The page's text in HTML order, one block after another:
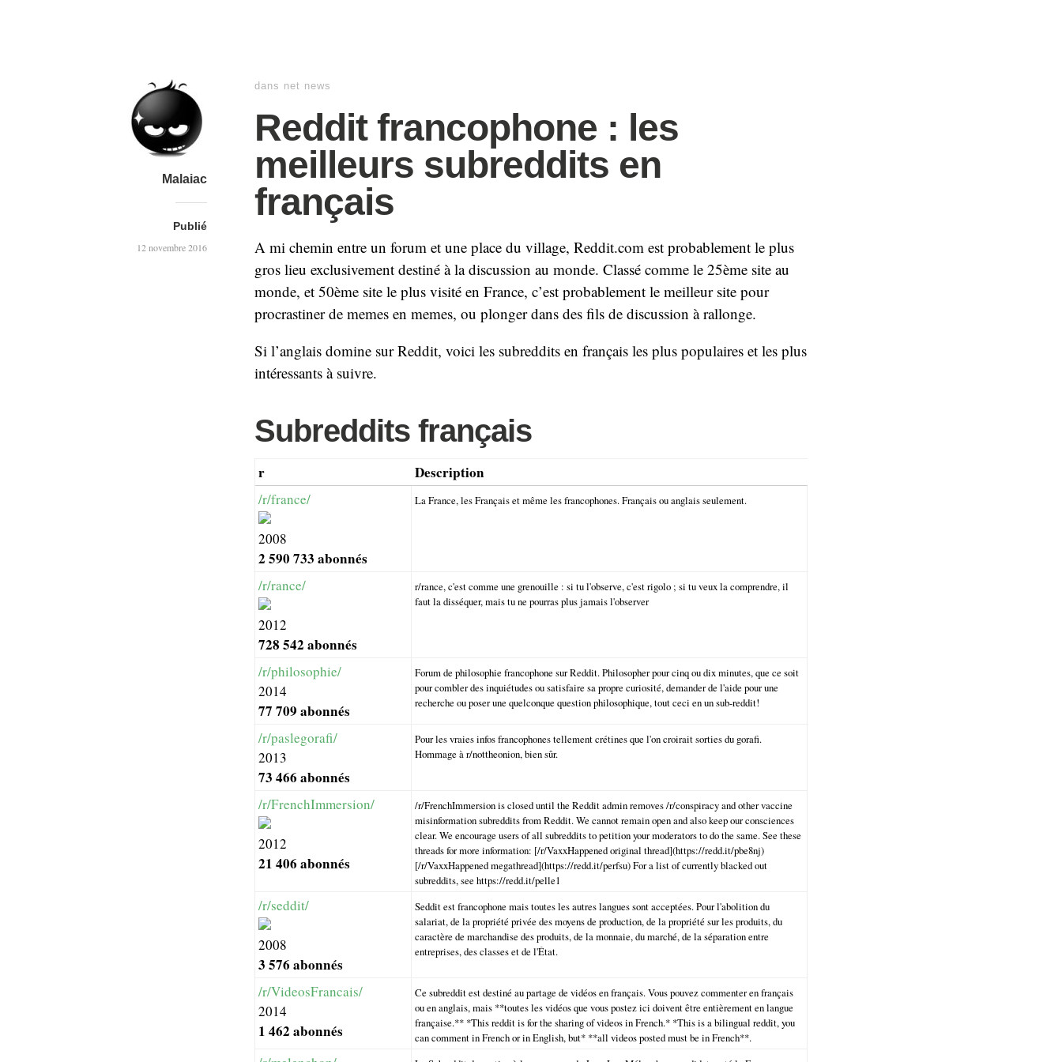
Malaiac
Publié
12 novembre 2016
dans net news
Reddit francophone : les
meilleurs subreddits en
français
A mi chemin entre un forum et une place du village, Reddit.com est probablement le plus
gros lieu exclusivement destiné à la discussion au monde. Classé comme le 25ème site au
monde, et 50ème site le plus visité en France, c’est probablement le meilleur site pour
procrastiner de memes en memes, ou plonger dans des fils de discussion à rallonge.
Si l’anglais domine sur Reddit, voici les subreddits en français les plus populaires et les plus
intéressants à suivre.
Subreddits français
r Description
/r/france/
2008
2 590 733 abonnés
La France, les Français et même les francophones. Français ou anglais seulement.
/r/rance/
2012
728 542 abonnés
r/rance, c'est comme une grenouille : si tu l'observe, c'est rigolo ; si tu veux la comprendre, il
faut la disséquer, mais tu ne pourras plus jamais l'observer
/r/philosophie/
2014
77 709 abonnés
Forum de philosophie francophone sur Reddit. Philosopher pour cinq ou dix minutes, que ce soit
pour combler des inquiétudes ou satisfaire sa propre curiosité, demander de l'aide pour une
recherche ou poser une quelconque question philosophique, tout ceci en un sub-reddit!
/r/paslegorafi/
2013
73 466 abonnés
Pour les vraies infos francophones tellement crétines que l'on croirait sorties du gorafi.
Hommage à r/nottheonion, bien sûr.
/r/FrenchImmersion/
2012
21 406 abonnés
/r/FrenchImmersion is closed until the Reddit admin removes /r/conspiracy and other vaccine
misinformation subreddits from Reddit. We cannot remain open and also keep our consciences
clear. We encourage users of all subreddits to petition your moderators to do the same. See these
threads for more information: [/r/VaxxHappened original thread](https://redd.it/pbe8nj)
[/r/VaxxHappened megathread](https://redd.it/perfsu) For a list of currently blacked out
subreddits, see https://redd.it/pelle1
/r/seddit/
2008
3 576 abonnés
Seddit est francophone mais toutes les autres langues sont acceptées. Pour l'abolition du
salariat, de la propriété privée des moyens de production, de la propriété sur les produits, du
caractère de marchandise des produits, de la monnaie, du marché, de la séparation entre
entreprises, des classes et de l'État.
/r/VideosFrancais/
2014
1 462 abonnés
Ce subreddit est destiné au partage de vidéos en français. Vous pouvez commenter en français
ou en anglais, mais **toutes les vidéos que vous postez ici doivent être entièrement en langue
française.** *This reddit is for the sharing of videos in French.* *This is a bilingual reddit, you
can comment in French or in English, but* **all videos posted must be in French**.